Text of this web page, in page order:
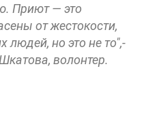
Приют — это
от жестокости,
но это не то",-
волонтер.